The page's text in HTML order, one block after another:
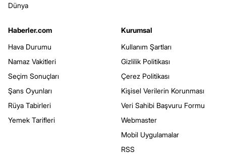
Dünya
Haberler.com
Hava Durumu
Namaz Vakitleri
Seçim Sonuçları
Şans Oyunları
Rüya Tabirleri
Yemek Tarifleri
Kurumsal
Kullanım Şartları
Gizlilik Politikası
Çerez Politikası
Kişisel Verilerin Korunması
Veri Sahibi Başvuru Formu
Webmaster
Mobil Uygulamalar
RSS